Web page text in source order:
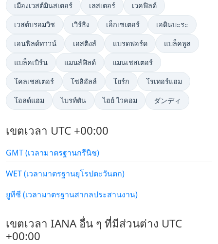
เมืองเวสต์มินสเตอร์ เลสเตอร์ เวคฟิลด์
เวสต์บรอมวิช เวิร์ธิง เอ็กเซเตอร์ เอดินบะระ
เอนฟิลด์ทาวน์ เฮสติงส์ แบรดฟอร์ด แบล็คพูล
แบล็คเบิร์น แมนส์ฟิลด์ แมนเชสเตอร์
โคลเชสเตอร์ โซลิฮัลล์ โยร์ก โรเทอร์แฮม
โอลด์แฮม ไบรท์ตัน ไฮย์ ไวคอม ダンディ
เขตเวลา UTC +00:00
GMT (เวลามาตรฐานกรีนิช)
WET (เวลามาตรฐานยุโรปตะวันตก)
ยูทีซี (เวลามาตรฐานสากลประสานงาน)
เขตเวลา IANA อื่น ๆ ที่มีส่วนต่าง UTC
+00:00